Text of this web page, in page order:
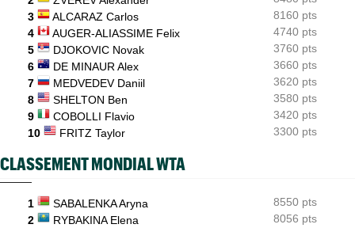
Carlos Alcaraz forfait, l'Espagnol sera-t-il à l'US Open ?
08:21
ATP / WTA
Tous les résultats du vendredi 7 août 2026 et de la nuit
3
ALCARAZ Carlos
8160 pts
4
AUGER-ALIASSIME Felix
4740 pts
5
DJOKOVIC Novak
3760 pts
6
DE MINAUR Alex
3660 pts
7
MEDVEDEV Daniil
3620 pts
8
SHELTON Ben
3580 pts
9
COBOLLI Flavio
3420 pts
10
FRITZ Taylor 3300 pts
CLASSEMENT MONDIAL WTA
1 SABALENKA Aryna
8550 pts
2
RYBAKINA Elena
8056 pts